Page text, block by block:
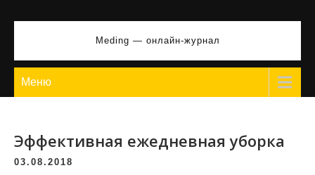
Meding — онлайн-журнал
Меню
Эффективная ежедневная уборка
03.08.2018